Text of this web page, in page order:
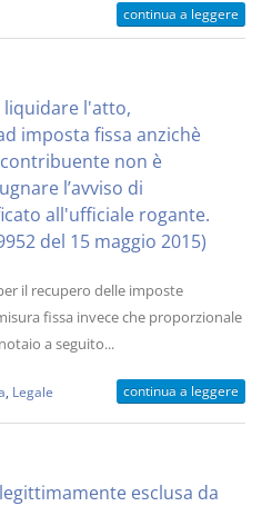
continua a leggere
liquidare l'atto,
imposta fissa anzichè
non è
l’avviso di
all'ufficiale rogante.
del 15 maggio 2015)
il recupero delle imposte
fissa invece che proporzionale
a seguito...
Legale continua a leggere
esclusa da